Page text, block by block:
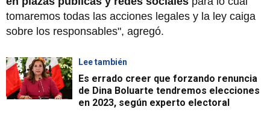
tomaremos todas las acciones legales y la ley caiga
sobre los responsables", agregó.
Lee también
Es errado creer que forzando renuncia
de Dina Boluarte tendremos elecciones
en 2023, según experto electoral